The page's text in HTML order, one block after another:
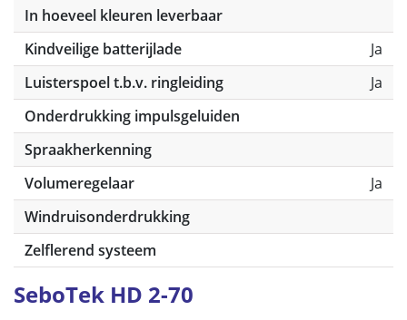
In hoeveel kleuren leverbaar
Kindveilige batterijlade
Ja
Luisterspoel t.b.v. ringleiding
Ja
Onderdrukking impulsgeluiden
Spraakherkenning
Volumeregelaar
Ja
Windruisonderdrukking
Zelflerend systeem
SeboTek HD 2-70